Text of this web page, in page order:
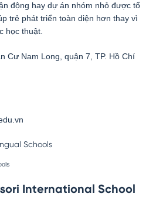
động hay dự án nhóm nhỏ được tổ
trẻ phát triển toàn diện hơn thay vì
học thuật.
Cư Nam Long, quận 7, TP. Hồ Chí
International School